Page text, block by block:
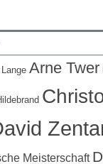
Arne Twer
Meisterschaft